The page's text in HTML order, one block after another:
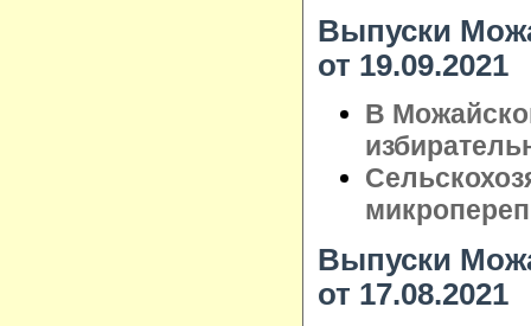
Выпуски
от 19.09.2021
В
Выпуски
от 17.08.2021